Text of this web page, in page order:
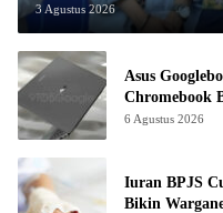
3 Agustus 2026
Asus
Chromebook
6 Agustus 2026
Iuran BPJS
Bikin